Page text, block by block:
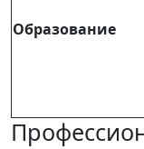
Образование